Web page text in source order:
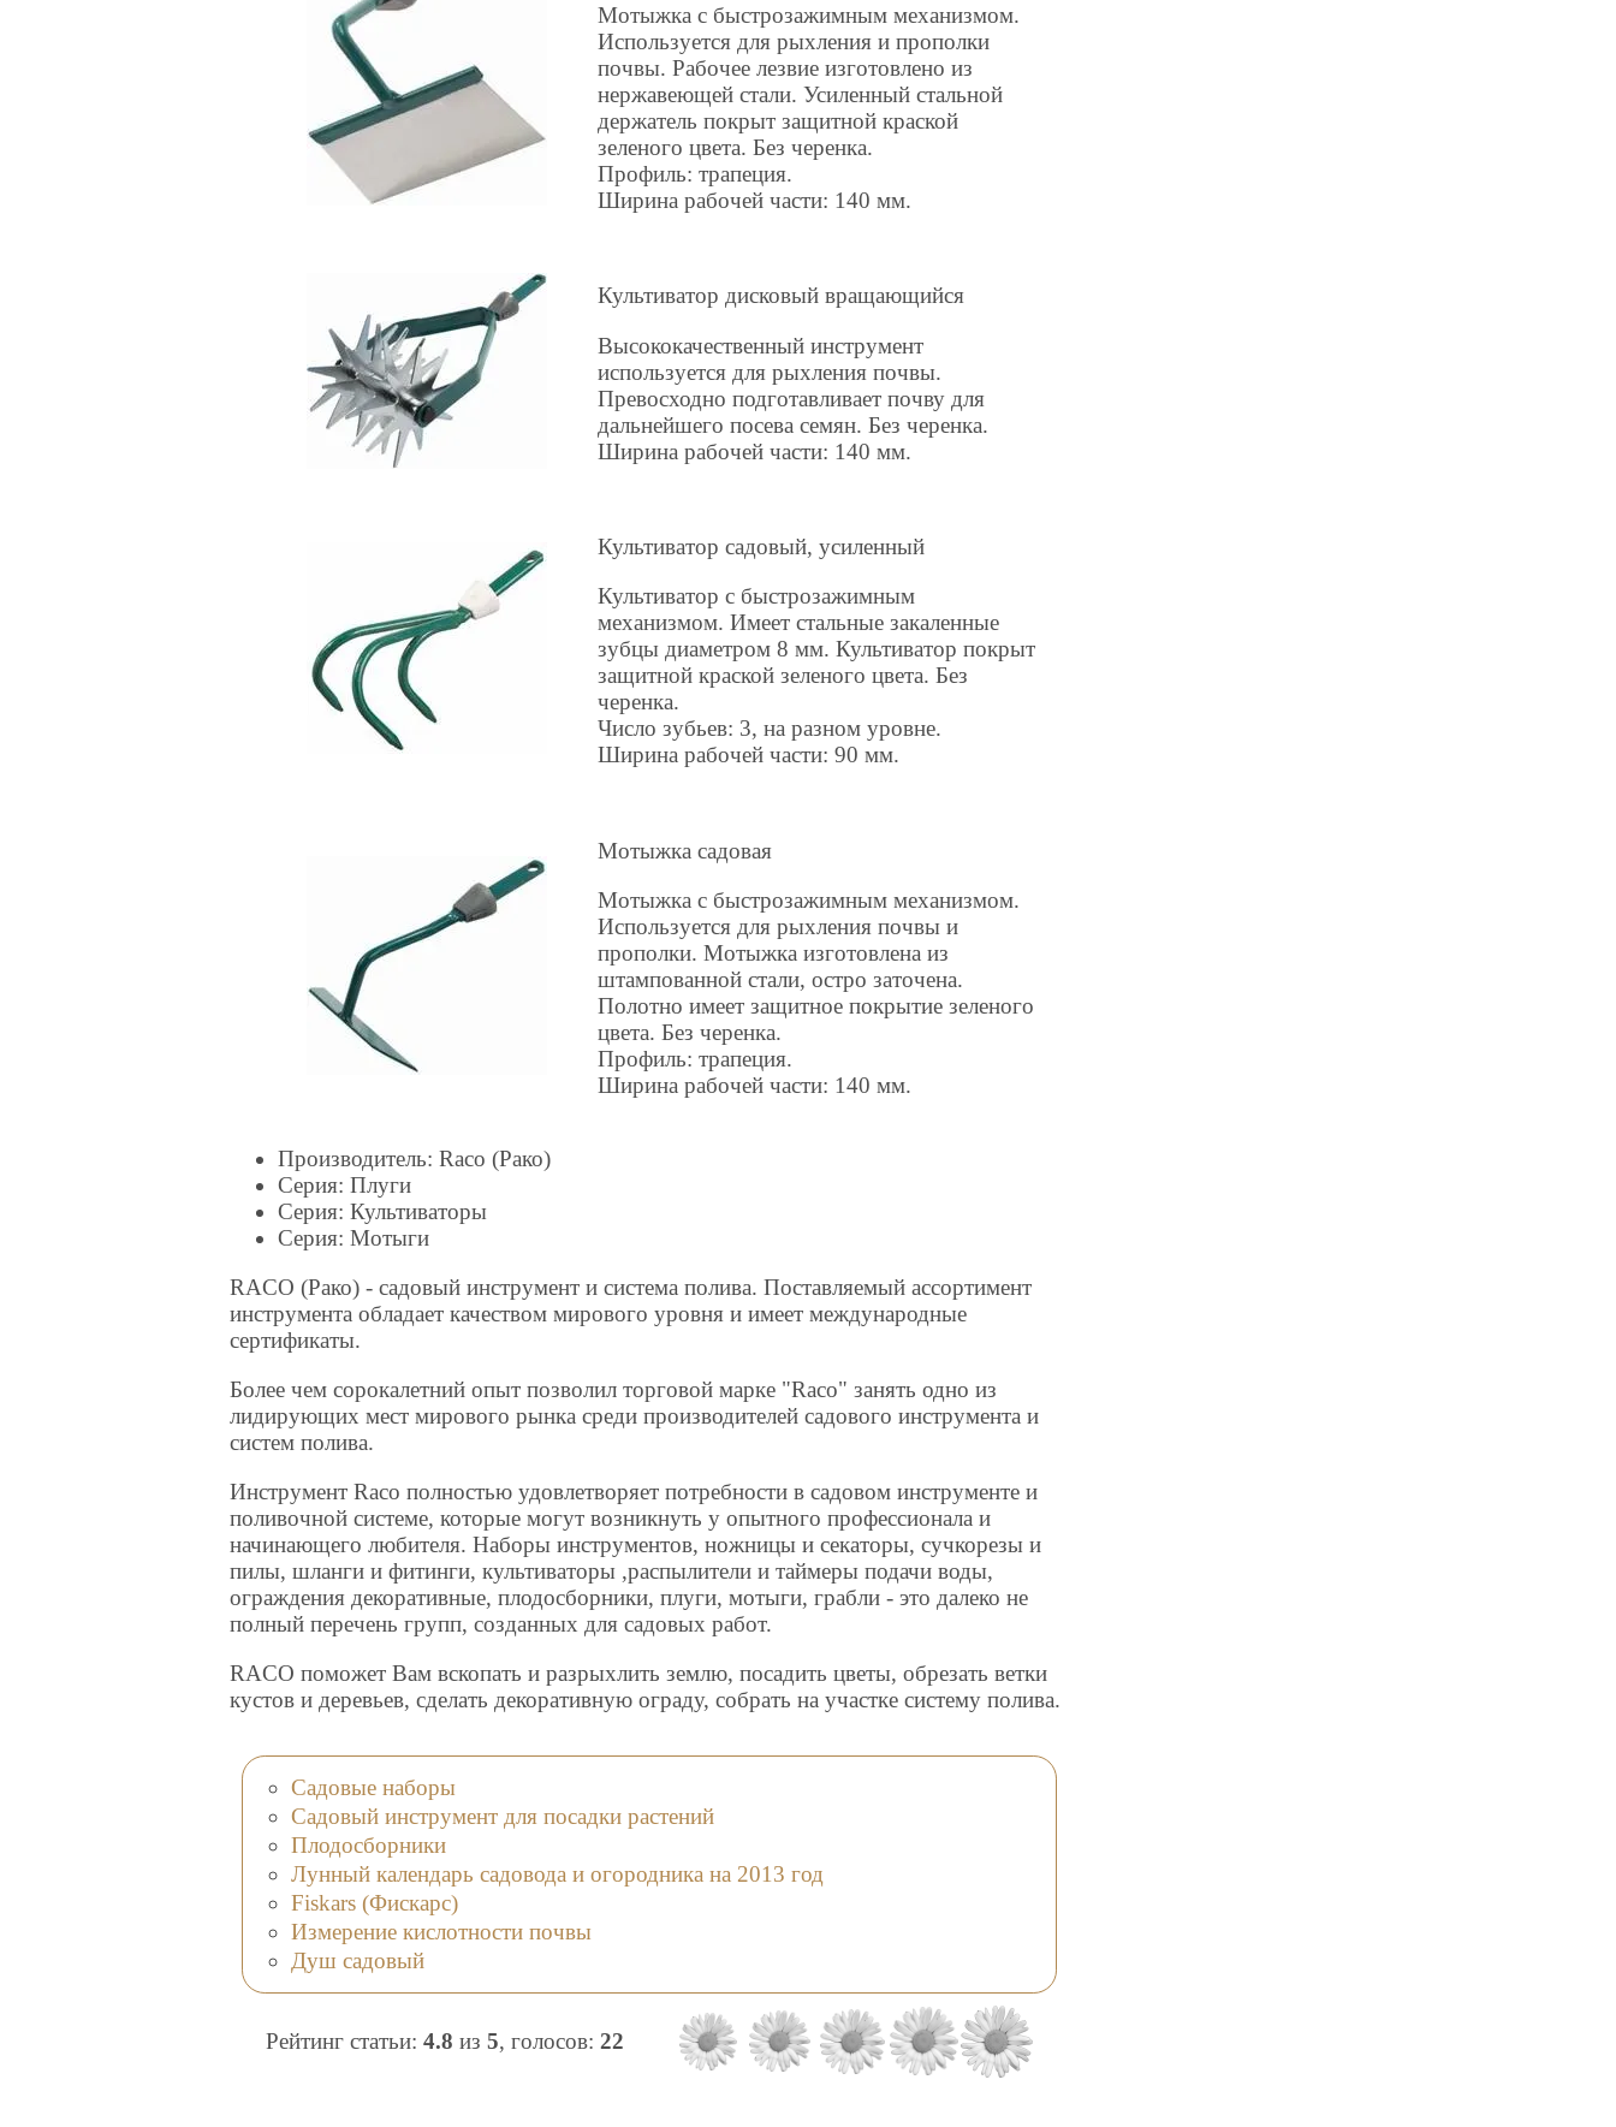
Мотыжка с быстрозажимным механизмом.
Используется для рыхления и прополки
почвы. Рабочее лезвие изготовлено из
нержавеющей стали. Усиленный стальной
держатель покрыт защитной краской
зеленого цвета. Без черенка.
Профиль: трапеция.
Ширина рабочей части: 140 мм.
Культиватор дисковый вращающийся
Высококачественный инструмент
используется для рыхления почвы.
Превосходно подготавливает почву для
дальнейшего посева семян. Без черенка.
Ширина рабочей части: 140 мм.
Культиватор садовый, усиленный
Культиватор с быстрозажимным
механизмом. Имеет стальные закаленные
зубцы диаметром 8 мм. Культиватор покрыт
защитной краской зеленого цвета. Без
черенка.
Число зубьев: 3, на разном уровне.
Ширина рабочей части: 90 мм.
Мотыжка садовая
Мотыжка с быстрозажимным механизмом.
Используется для рыхления почвы и
прополки. Мотыжка изготовлена из
штампованной стали, остро заточена.
Полотно имеет защитное покрытие зеленого
цвета. Без черенка.
Профиль: трапеция.
Ширина рабочей части: 140 мм.
Производитель: Raco (Рако)
Серия: Плуги
Серия: Культиваторы
Серия: Мотыги
RACO (Рако) - садовый инструмент и система полива. Поставляемый ассортимент
инструмента обладает качеством мирового уровня и имеет международные
сертификаты.
Более чем сорокалетний опыт позволил торговой марке "Raco" занять одно из
лидирующих мест мирового рынка среди производителей садового инструмента и
систем полива.
Инструмент Raco полностью удовлетворяет потребности в садовом инструменте и
поливочной системе, которые могут возникнуть у опытного профессионала и
начинающего любителя. Наборы инструментов, ножницы и секаторы, сучкорезы и
пилы, шланги и фитинги, культиваторы ,распылители и таймеры подачи воды,
ограждения декоративные, плодосборники, плуги, мотыги, грабли - это далеко не
полный перечень групп, созданных для садовых работ.
RACO поможет Вам вскопать и разрыхлить землю, посадить цветы, обрезать ветки
кустов и деревьев, сделать декоративную ограду, собрать на участке систему полива.
Садовые наборы
Садовый инструмент для посадки растений
Плодосборники
Лунный календарь садовода и огородника на 2013 год
Fiskars (Фискарс)
Измерение кислотности почвы
Душ садовый
Рейтинг статьи: 4.8 из 5, голосов: 22